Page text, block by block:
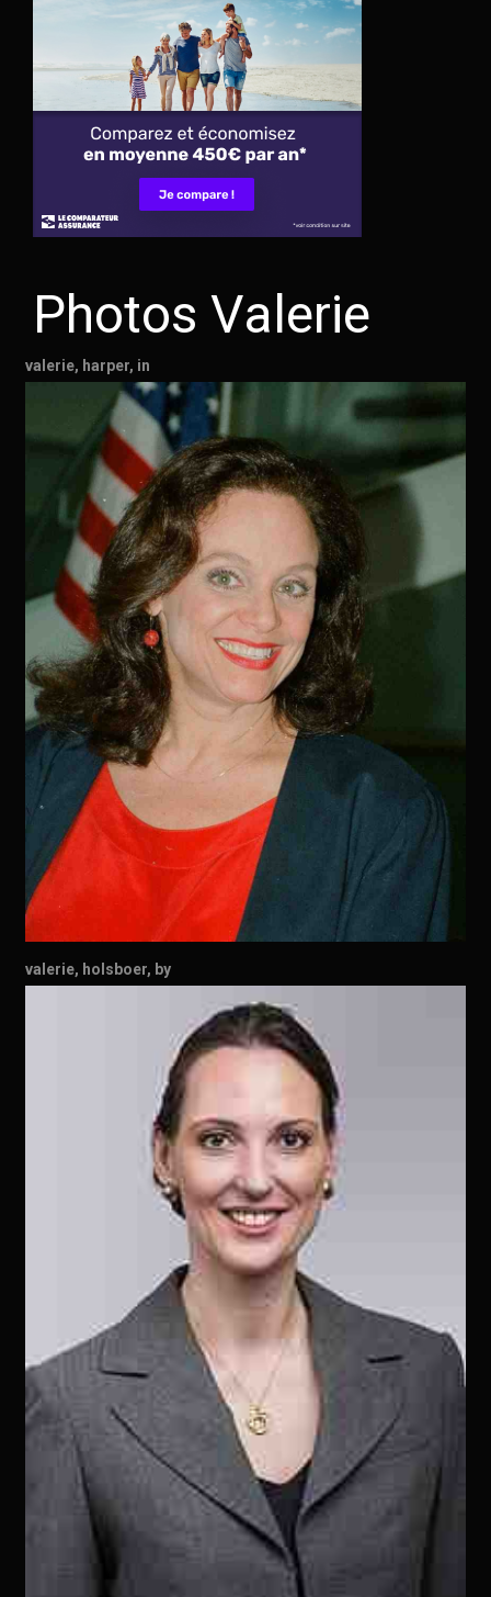
Photos Valerie
valerie, harper, in
valerie, holsboer, by